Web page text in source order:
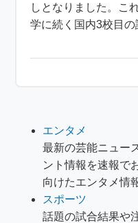
しとなりました。こ
学に続く国内3校目
エンタメ
最新の芸能ニュー
ント情報を速報で
向けたエンタメ情
スポーツ
話題の試合結果や